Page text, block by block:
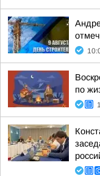
по